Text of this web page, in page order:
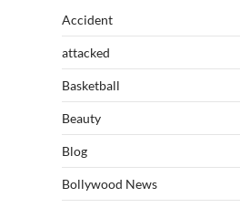
Accident
attacked
Basketball
Beauty
Blog
Bollywood News